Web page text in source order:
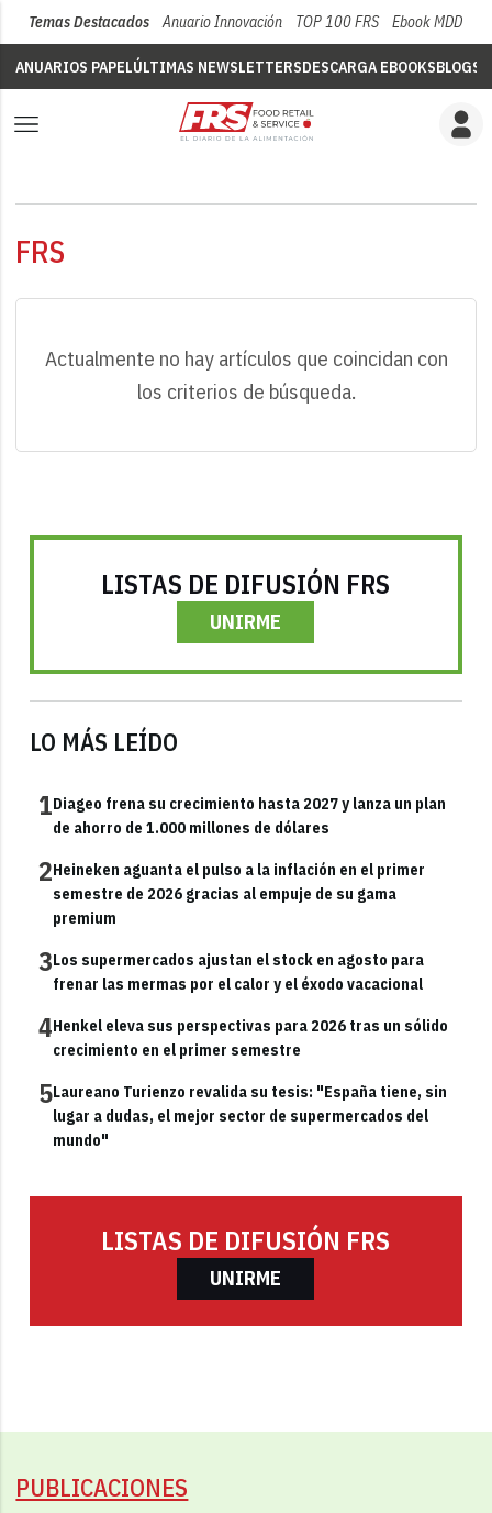
Temas Destacados Anuario Innovación TOP 100 FRS Ebook MDD
ANUARIOS PAPELÚLTIMAS NEWSLETTERSDESCARGA EBOOKSBLOGS
FRS
Actualmente no hay artículos que coincidan con
los criterios de búsqueda.
LISTAS DE DIFUSIÓN FRS
UNIRME
LO MÁS LEÍDO
1Diageo frena su crecimiento hasta 2027 y lanza un plan
de ahorro de 1.000 millones de dólares
2Heineken aguanta el pulso a la inflación en el primer
semestre de 2026 gracias al empuje de su gama
premium
3Los supermercados ajustan el stock en agosto para
frenar las mermas por el calor y el éxodo vacacional
4Henkel eleva sus perspectivas para 2026 tras un sólido
crecimiento en el primer semestre
5Laureano Turienzo revalida su tesis: "España tiene, sin
lugar a dudas, el mejor sector de supermercados del
mundo"
LISTAS DE DIFUSIÓN FRS
UNIRME
PUBLICACIONES